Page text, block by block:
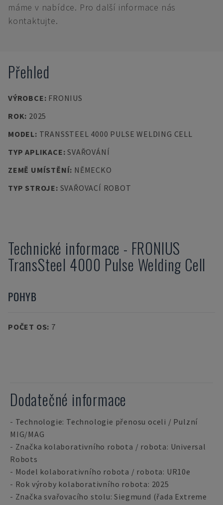
máme v nabídce. Pro další informace nás
kontaktujte.
Přehled
VÝROBCE: FRONIUS
ROK: 2025
MODEL: TRANSSTEEL 4000 PULSE WELDING CELL
TYP APLIKACE:SVAŘOVÁNÍ
ZEMĚ UMÍSTĚNÍ: NĚMECKO
TYP STROJE: SVAŘOVACÍ ROBOT
Technické informace - FRONIUS
TransSteel 4000 Pulse Welding Cell
POHYB
POČET OS: 7
Dodatečné informace
- Technologie: Technologie přenosu oceli / Pulzní
MIG/MAG
- Značka kolaborativního robota / robota: Universal
Robots
- Model kolaborativního robota / robota: UR10e
- Rok výroby kolaborativního robota: 2025
- Značka svařovacího stolu: Siegmund (řada Extreme